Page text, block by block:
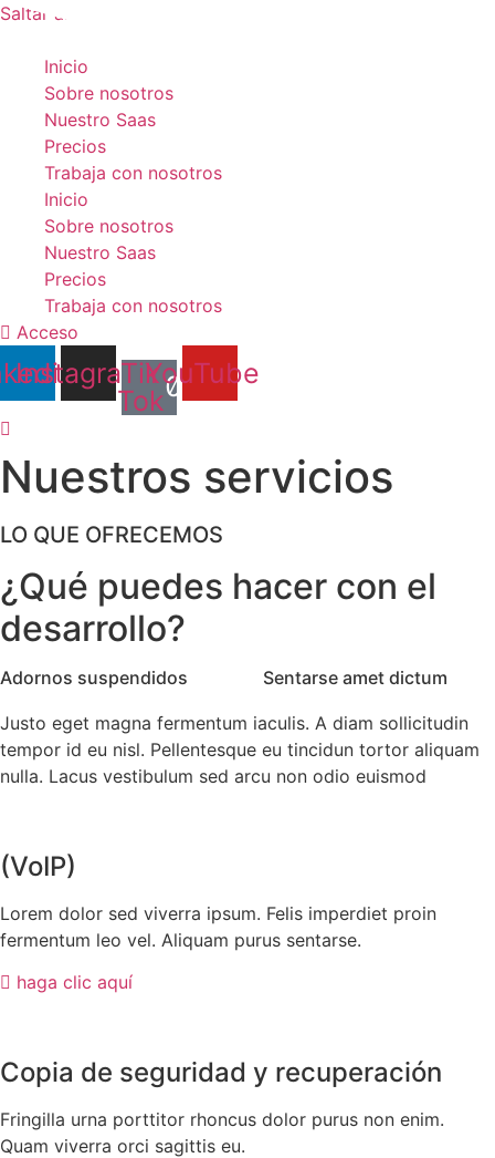
Saltar al contenido
Inicio
Sobre nosotros
Nuestro Saas
Precios
Trabaja con nosotros
Inicio
Sobre nosotros
Nuestro Saas
Precios
Trabaja con nosotros
Acceso
Instagram
Tik
Tok
YouTube
Nuestros servicios
LO QUE OFRECEMOS
¿Qué puedes hacer con el
desarrollo?
Adornos suspendidos
Sentarse amet dictum
Justo eget magna fermentum iaculis. A diam sollicitudin
tempor id eu nisl. Pellentesque eu tincidun tortor aliquam
nulla. Lacus vestibulum sed arcu non odio euismod
(VoIP)
Lorem dolor sed viverra ipsum. Felis imperdiet proin
fermentum leo vel. Aliquam purus sentarse.
haga clic aquí
Copia de seguridad y recuperación
Fringilla urna porttitor rhoncus dolor purus non enim.
Quam viverra orci sagittis eu.